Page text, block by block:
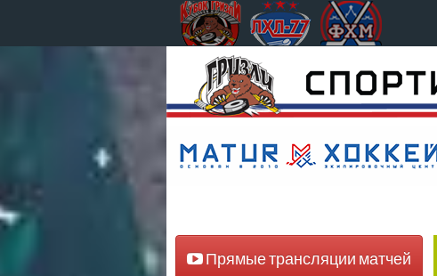
Прямые трансляции матчей